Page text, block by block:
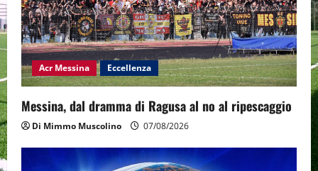
Acr Messina Eccellenza
Messina, dal dramma di Ragusa al no al ripescaggio
Di Mimmo Muscolino 07/08/2026